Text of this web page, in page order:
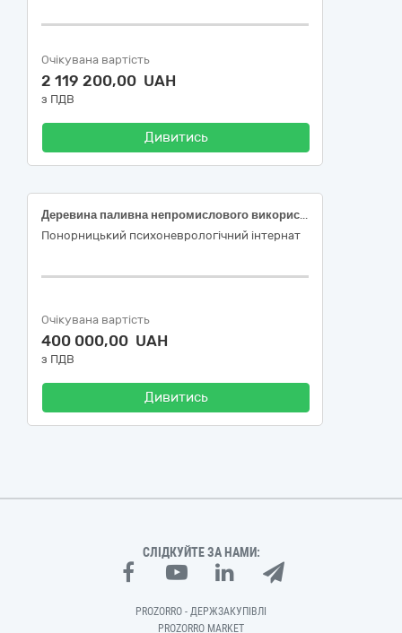
Очікувана вартість
2 119 200,00 UAH
з ПДВ
Дивитись
Деревина паливна непромислового використання: твердолистяних порід І група, хвойних порід ІІ група
Понорницький психоневрологічний інтернат
Очікувана вартість
400 000,00 UAH
з ПДВ
Дивитись
СЛІДКУЙТЕ ЗА НАМИ:
PROZORRO - ДЕРЖЗАКУПІВЛІ
PROZORRO MARKET